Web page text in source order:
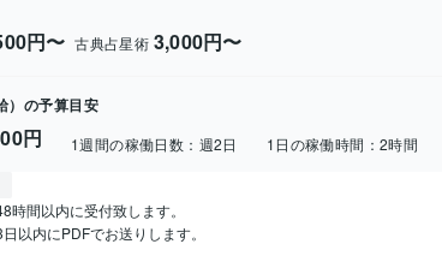
円〜 古典占星術 3,000円〜
）の予算目安
円 1週間の稼働日数： 週2日 1日の稼働時間： 2時間
時間以内に受付致します。
以内にPDFでお送りします。